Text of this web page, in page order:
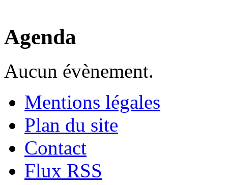
Agenda
Aucun évènement.
Mentions légales
Plan du site
Contact
Flux RSS